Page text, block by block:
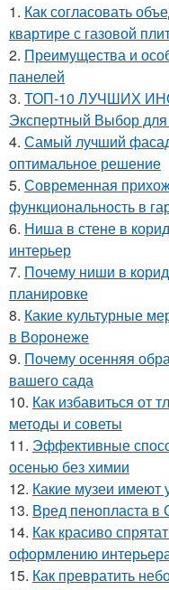
1. Как согласовать
квартире с газовой
2. Преимущества и
панелей
3. ТОП-10 ЛУЧШИХ
Экспертный Выбор
4. Самый лучший фасад
оптимальное решение
5. Современная
функциональность в
6. Ниша в стене в
интерьер
7. Почему ниши в
планировке
8. Какие культурные
в Воронеже
9. Почему осенняя
вашего сада
10. Как избавиться от
методы и советы
11. Эффективные
осенью без химии
12. Какие музеи имеют
13. Вред пенопласта в
14. Как красиво
оформлению
15. Как превратить